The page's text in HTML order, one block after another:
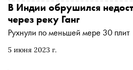
5 июня 2023 г.
В Индии обрушился
через реку Ганг
Рухнули по меньшей мере 30 плит